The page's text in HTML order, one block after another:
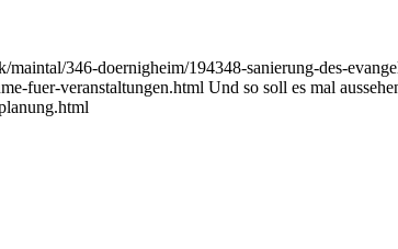
346-doernigheim/194348-sanierung-des-
fuer-veranstaltungen.html Und so soll es mal